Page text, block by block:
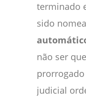
terminado
sido
não ser
judicial